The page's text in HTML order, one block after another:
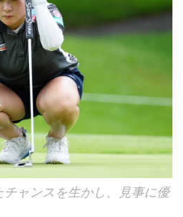
チャンスを生かし、見事に優